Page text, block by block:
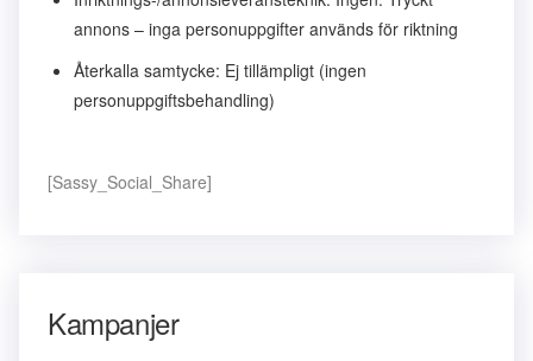
Kampanjer
annons – inga personuppgifter används för riktning
Återkalla samtycke: Ej tillämpligt (ingen
personuppgiftsbehandling)
[Sassy_Social_Share]